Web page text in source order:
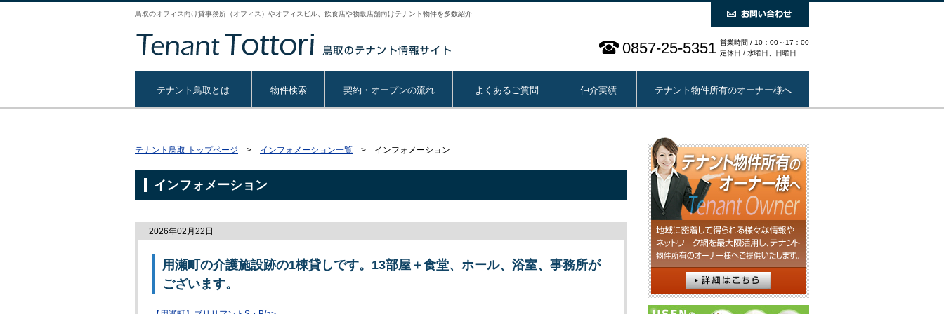
鳥取のオフィス向け貸事務所（オフィス）やオフィスビル、飲食店や物販店舗向けテナント物件を多数紹介
0857-25-5351 営業時間 / 10：00～17：00
定休日 / 水曜日、日曜日
テナント鳥取とは 物件検索 契約・オープンの流れ よくあるご質問 仲介実績 テナント物件所有のオーナー様へ
テナント鳥取 トップページ > インフォメーション一覧 > インフォメーション
インフォメーション
2026年02月22日
用瀬町の介護施設跡の1棟貸しです。13部屋＋食堂、ホール、浴室、事務所が
ございます。